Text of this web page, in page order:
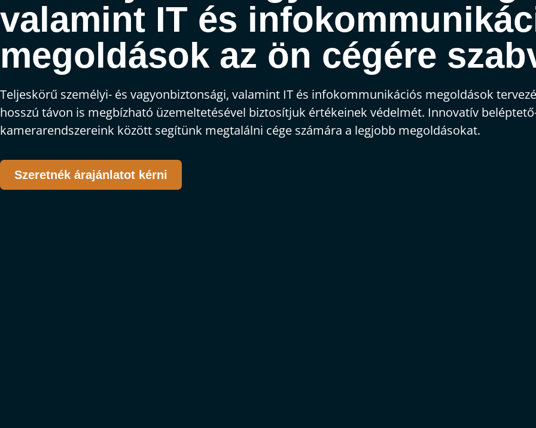
valamint IT és
megoldások az ön cégére
Teljeskörű személyi- és vagyonbiztonsági, valamint IT és infokommunikációs megoldások
hosszú távon is megbízható üzemeltetésével biztosítjuk értékeinek védelmét. Innovatív
kamerarendszereink között segítünk megtalálni cége számára a legjobb megoldásokat.
Szeretnék árajánlatot kérni